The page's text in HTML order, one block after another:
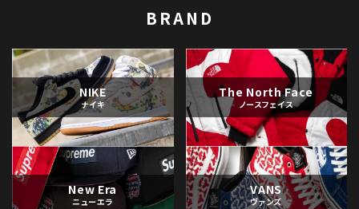
BRAND
NIKE
ナイキ
The North Face
ノースフェイス
New Era
ニューエラ
VANS
ヴァンズ